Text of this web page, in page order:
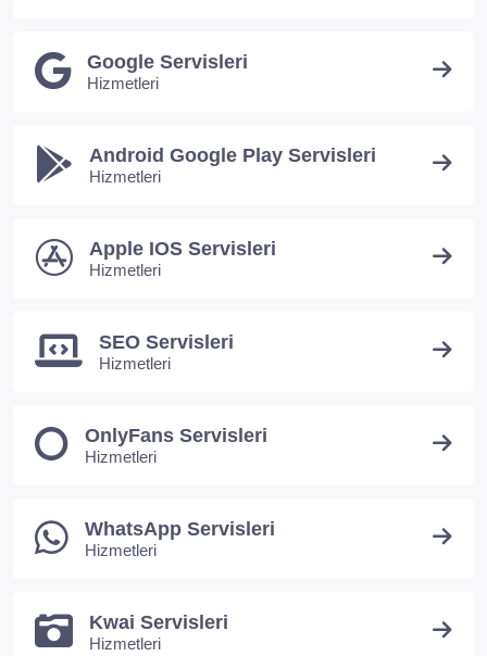
Google Servisleri
Hizmetleri
Android Google Play Servisleri
Hizmetleri
Apple IOS Servisleri
Hizmetleri
SEO Servisleri
Hizmetleri
OnlyFans Servisleri
Hizmetleri
WhatsApp Servisleri
Hizmetleri
Kwai Servisleri
Hizmetleri